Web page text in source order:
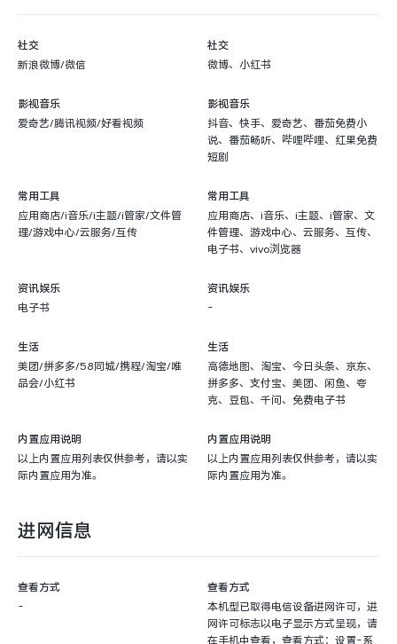
社交
新浪微博/微信
社交
微博、小红书
影视音乐
爱奇艺/腾讯视频/好看视频
影视音乐
抖音、快手、爱奇艺、番茄免费小
说、番茄畅听、哔哩哔哩、红果免费
短剧
常用工具
应用商店/i音乐/i主题/i管家/文件管
理/游戏中心/云服务/互传
常用工具
应用商店、i音乐、i主题、i管家、文
件管理、游戏中心、云服务、互传、
电子书、vivo浏览器
资讯娱乐
电子书
资讯娱乐
-
生活
美团/拼多多/58同城/携程/淘宝/唯
品会/小红书
生活
高德地图、淘宝、今日头条、京东、
拼多多、支付宝、美团、闲鱼、夸
克、豆包、千问、免费电子书
内置应用说明
以上内置应用列表仅供参考，请以实
际内置应用为准。
内置应用说明
以上内置应用列表仅供参考，请以实
际内置应用为准。
进网信息
查看方式
-
查看方式
本机型已取得电信设备进网许可，进
网许可标志以电子显示方式呈现，请
在手机中查看，查看方式：设置-系